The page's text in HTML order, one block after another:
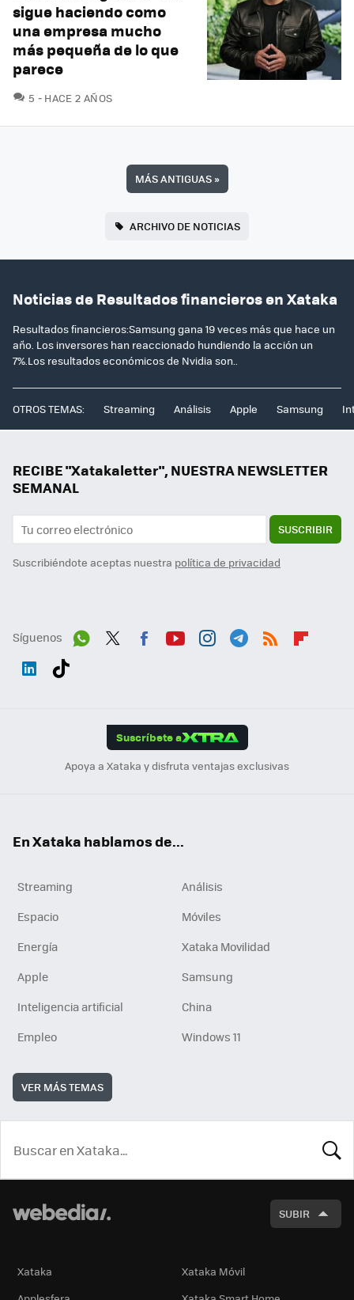
sigue haciendo como
una empresa mucho
más pequeña de lo que
parece
5 COMENTARIOS
HACE 2 AÑOS
MÁS ANTIGUAS»
ARCHIVO DE NOTICIAS
Noticias de Resultados financieros en Xataka
Resultados financieros:Samsung gana 19 veces más que hace un
año. Los inversores han reaccionado hundiendo la acción un
7%.Los resultados económicos de Nvidia son..
OTROS TEMAS: Streaming Análisis Apple Samsung
RECIBE "Xatakaletter", NUESTRA NEWSLETTER
SEMANAL
SUSCRIBIR
Suscribiéndote aceptas nuestra política de privacidad
Síguenos
Suscríbete a
Apoya a Xataka y disfruta ventajas exclusivas
En Xataka hablamos de...
Streaming
Análisis
Espacio
Móviles
Energía
Xataka Movilidad
Apple
Samsung
Inteligencia artificial
China
Empleo
Windows 11
VER MÁS TEMAS
SUBIR
Xataka
Xataka Móvil